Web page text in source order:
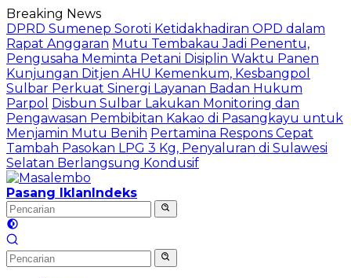
Langsung
ke
konten
Breaking News
DPRD Sumenep Soroti Ketidakhadiran OPD dalam
Rapat Anggaran Mutu Tembakau Jadi Penentu,
Pengusaha Meminta Petani Disiplin Waktu Panen
Kunjungan Ditjen AHU Kemenkum, Kesbangpol
Sulbar Perkuat Sinergi Layanan Badan Hukum
Parpol Disbun Sulbar Lakukan Monitoring dan
Pengawasan Pembibitan Kakao di Pasangkayu untuk
Menjamin Mutu Benih Pertamina Respons Cepat
Tambah Pasokan LPG 3 Kg, Penyaluran di Sulawesi
Selatan Berlangsung Kondusif
Pasang IklanIndeks